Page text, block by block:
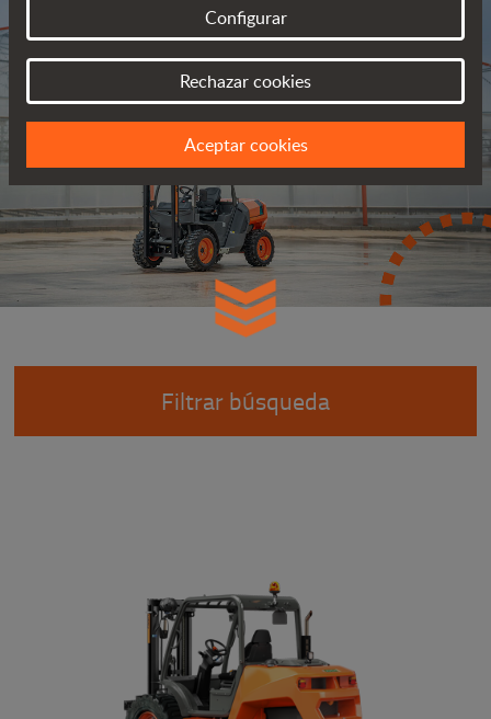
Filtrar búsqueda
Configurar
Rechazar cookies
Aceptar cookies